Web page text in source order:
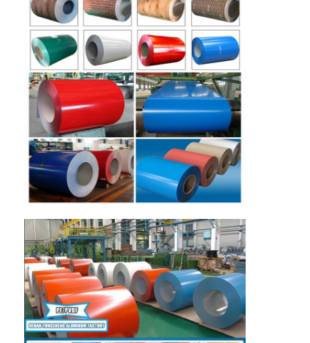
हमारे बारे में
कारखाने का दौरा
गुणवत्ता नियंत्रण
हमसे संपर्क करें
समाचार
मामले
उद्धरण मांगें
एल्यूमीनियम पन्नी रोल